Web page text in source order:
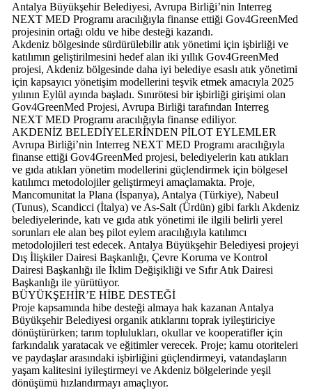
Antalya Büyükşehir Belediyesi, Avrupa Birliği’nin Interreg
NEXT MED Programı aracılığıyla finanse ettiği Gov4GreenMed
projesinin ortağı oldu ve hibe desteği kazandı.
Akdeniz bölgesinde sürdürülebilir atık yönetimi için işbirliği ve
katılımın geliştirilmesini hedef alan iki yıllık Gov4GreenMed
projesi, Akdeniz bölgesinde daha iyi belediye esaslı atık yönetimi
için kapsayıcı yönetişim modellerini teşvik etmek amacıyla 2025
yılının Eylül ayında başladı. Sınırötesi bir işbirliği girişimi olan
Gov4GreenMed Projesi, Avrupa Birliği tarafından Interreg
NEXT MED Programı aracılığıyla finanse ediliyor.
AKDENİZ BELEDİYELERİNDEN PİLOT EYLEMLER
Avrupa Birliği’nin Interreg NEXT MED Programı aracılığıyla
finanse ettiği Gov4GreenMed projesi, belediyelerin katı atıkları
ve gıda atıkları yönetim modellerini güçlendirmek için bölgesel
katılımcı metodolojiler geliştirmeyi amaçlamakta. Proje,
Mancomunitat la Plana (İspanya), Antalya (Türkiye), Nabeul
(Tunus), Scandicci (İtalya) ve As-Salt (Ürdün) gibi farklı Akdeniz
belediyelerinde, katı ve gıda atık yönetimi ile ilgili belirli yerel
sorunları ele alan beş pilot eylem aracılığıyla katılımcı
metodolojileri test edecek. Antalya Büyükşehir Belediyesi projeyi
Dış İlişkiler Dairesi Başkanlığı, Çevre Koruma ve Kontrol
Dairesi Başkanlığı ile İklim Değişikliği ve Sıfır Atık Dairesi
Başkanlığı ile yürütüyor.
BÜYÜKŞEHİR’E HİBE DESTEĞİ
Proje kapsamında hibe desteği almaya hak kazanan Antalya
Büyükşehir Belediyesi organik atıklarını toprak iyileştiriciye
dönüştürürken; tarım toplulukları, okullar ve kooperatifler için
farkındalık yaratacak ve eğitimler verecek. Proje; kamu otoriteleri
ve paydaşlar arasındaki işbirliğini güçlendirmeyi, vatandaşların
yaşam kalitesini iyileştirmeyi ve Akdeniz bölgelerinde yeşil
dönüşümü hızlandırmayı amaçlıyor.